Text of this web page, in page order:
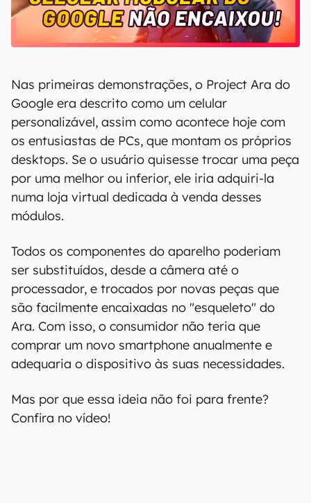
Nas primeiras demonstrações, o Project Ara do
Google era descrito como um celular
personalizável, assim como acontece hoje com
os entusiastas de PCs, que montam os próprios
desktops. Se o usuário quisesse trocar uma peça
por uma melhor ou inferior, ele iria adquiri-la
numa loja virtual dedicada à venda desses
módulos.
Todos os componentes do aparelho poderiam
ser substituídos, desde a câmera até o
processador, e trocados por novas peças que
são facilmente encaixadas no "esqueleto" do
Ara. Com isso, o consumidor não teria que
comprar um novo smartphone anualmente e
adequaria o dispositivo às suas necessidades.
Mas por que essa ideia não foi para frente?
Confira no vídeo!